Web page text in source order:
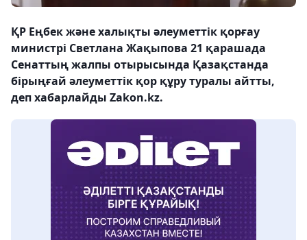
ҚР Еңбек және халықты әлеуметтік қорғау
министрі Светлана Жақыпова 21 қарашада
Сенаттың жалпы отырысында Қазақстанда
бірыңғай әлеуметтік қор құру туралы айтты,
деп хабарлайды Zakon.kz.